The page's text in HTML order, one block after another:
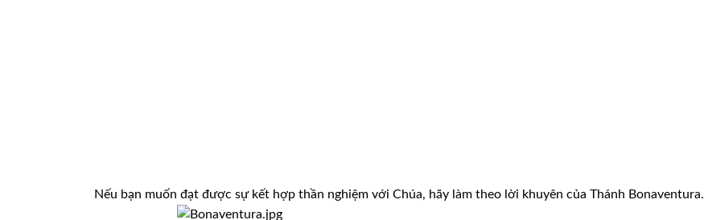
Nếu bạn muốn đạt được sự kết hợp thần nghiệm với Chúa, hãy làm theo lời khuyên của Thánh Bonaventura.